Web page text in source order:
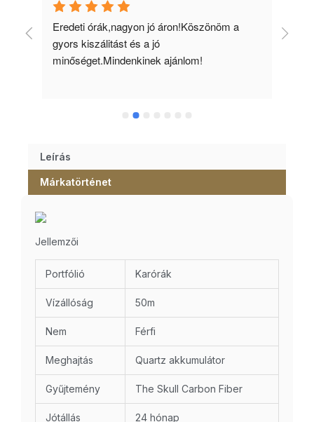
Eredeti órák,nagyon jó áron!Köszönöm a
gyors kiszálitást és a jó
minőséget.Mindenkinek ajánlom!
Leírás
Márkatörténet
Jellemzői
Portfólió Karórák
Vízállóság 50m
Nem Férfi
Meghajtás Quartz akkumulátor
Gyűjtemény The Skull Carbon Fiber
Jótállás 24 hónap